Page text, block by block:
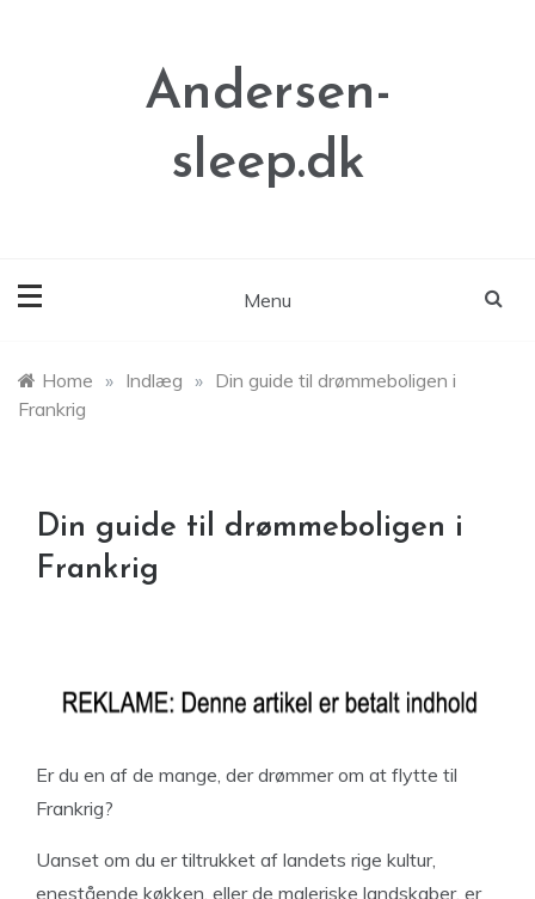
Andersen-
sleep.dk
Menu
Home » Indlæg » Din guide til drømmeboligen i
Frankrig
Din guide til drømmeboligen i
Frankrig
Er du en af de mange, der drømmer om at flytte til
Frankrig?
Uanset om du er tiltrukket af landets rige kultur,
enestående køkken, eller de maleriske landskaber, er